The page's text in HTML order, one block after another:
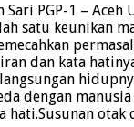
Sari PGP-1 –
satu keunikan
dan kata
dengan
hati.Susunan